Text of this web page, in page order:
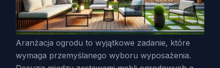
Aranżacja ogrodu to wyjątkowe zadanie, które
wymaga przemyślanego wyboru wyposażenia.